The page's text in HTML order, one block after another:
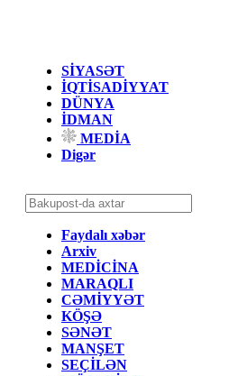
SİYASƏT
İQTİSADİYYAT
DÜNYA
İDMAN
MEDİA
Digər
Faydalı xəbər
Arxiv
MEDİCİNA
MARAQLI
CƏMİYYƏT
KÖŞƏ
SƏNƏT
MANŞET
SEÇİLƏN